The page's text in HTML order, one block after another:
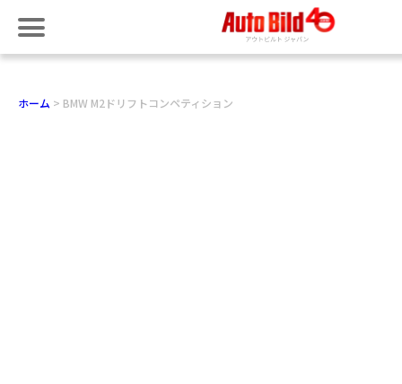
ホーム BMW M2ドリフトコンペティション